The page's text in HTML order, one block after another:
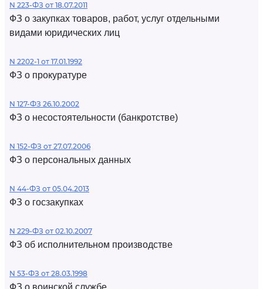
N 223-ФЗ от 18.07.2011
ФЗ о закупках товаров, работ, услуг отдельными
видами юридических лиц
N 2202-1 от 17.01.1992
ФЗ о прокуратуре
N 127-ФЗ 26.10.2002
ФЗ о несостоятельности (банкротстве)
N 152-ФЗ от 27.07.2006
ФЗ о персональных данных
N 44-ФЗ от 05.04.2013
ФЗ о госзакупках
N 229-ФЗ от 02.10.2007
ФЗ об исполнительном производстве
N 53-ФЗ от 28.03.1998
ФЗ о воинской службе